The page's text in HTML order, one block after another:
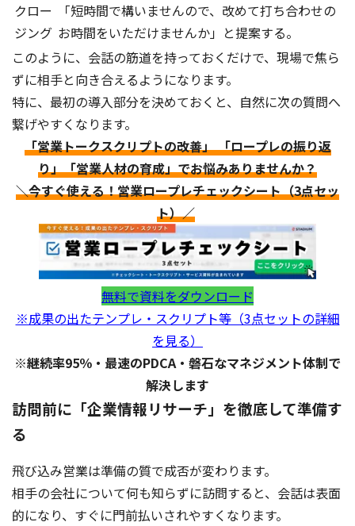
クロー
ジング
「短時間で構いませんので、改めて打ち合わせの
お時間をいただけませんか」と提案する。
このように、会話の筋道を持っておくだけで、現場で焦ら
ずに相手と向き合えるようになります。
特に、最初の導入部分を決めておくと、自然に次の質問へ
繋げやすくなります。
「営業トークスクリプトの改善」 「ロープレの振り返
り」「営業人材の育成」でお悩みありませんか？
＼今すぐ使える！営業ロープレチェックシート（3点セッ
ト）／
無料で資料をダウンロード
※成果の出たテンプレ・スクリプト等（3点セットの詳細
を見る）
※継続率95％・最速のPDCA・磐石なマネジメント体制で
解決します
訪問前に「企業情報リサーチ」を徹底して準備す
る
飛び込み営業は準備の質で成否が変わります。
相手の会社について何も知らずに訪問すると、会話は表面
的になり、すぐに門前払いされやすくなります。